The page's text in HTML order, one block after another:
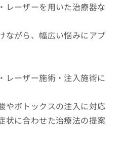
レーザーを用いた治療器な
ながら、幅広い悩みにアプ
レーザー施術・注入施術に
やボトックスの注入に対応
状に合わせた治療法の提案